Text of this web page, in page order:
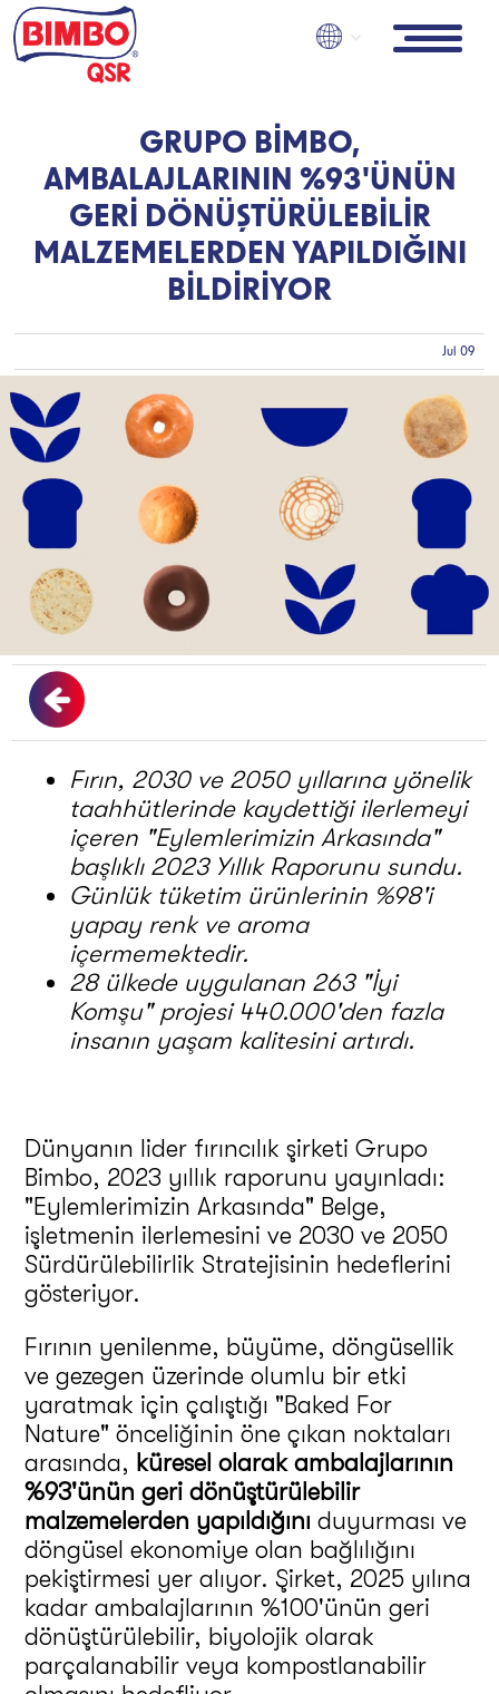
Skip
to
main
GRUPO BIMBO,
AMBALAJLARININ %93'ÜNÜN
GERI DÖNÜŞTÜRÜLEBILIR
MALZEMELERDEN YAPILDIĞINI
BILDIRIYOR
Jul 09
Fırın, 2030 ve 2050 yıllarına yönelik
taahhütlerinde kaydettiği ilerlemeyi
içeren "Eylemlerimizin Arkasında"
başlıklı 2023 Yıllık Raporunu sundu.
Günlük tüketim ürünlerinin %98'i
yapay renk ve aroma
içermemektedir.
28 ülkede uygulanan 263 "İyi
Komşu" projesi 440.000'den fazla
insanın yaşam kalitesini artırdı.
Dünyanın lider fırıncılık şirketi Grupo
Bimbo, 2023 yıllık raporunu yayınladı:
"Eylemlerimizin Arkasında" Belge,
işletmenin ilerlemesini ve 2030 ve 2050
Sürdürülebilirlik Stratejisinin hedeflerini
gösteriyor.
Fırının yenilenme, büyüme, döngüsellik
ve gezegen üzerinde olumlu bir etki
yaratmak için çalıştığı "Baked For
Nature" önceliğinin öne çıkan noktaları
arasında, küresel olarak ambalajlarının
%93'ünün geri dönüştürülebilir
malzemelerden yapıldığını duyurması ve
döngüsel ekonomiye olan bağlılığını
pekiştirmesi yer alıyor. Şirket, 2025 yılına
kadar ambalajlarının %100'ünün geri
dönüştürülebilir, biyolojik olarak
parçalanabilir veya kompostlanabilir